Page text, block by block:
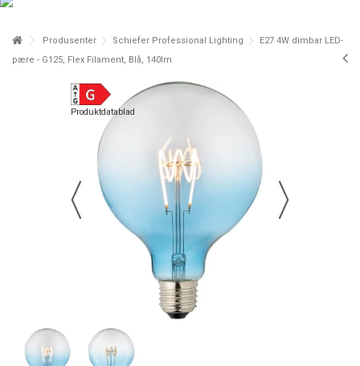
Produsenter Schiefer Professional Lighting
E27 4W dimbar LED-
pære - G125, Flex Filament, Blå, 140lm
Produktdatablad